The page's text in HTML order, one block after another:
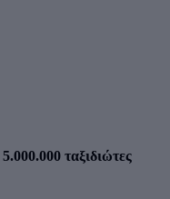
5.000.000 ταξιδιώτες